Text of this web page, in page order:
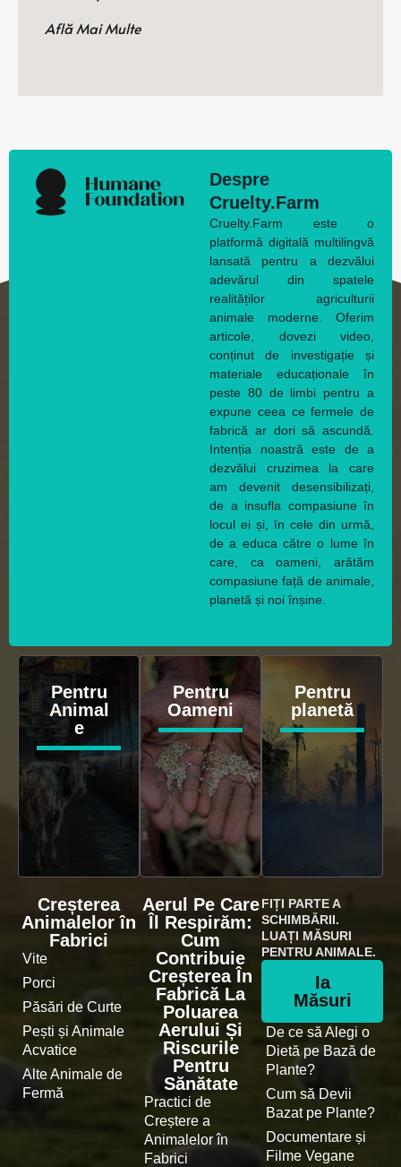
Află Mai Multe
Despre
Cruelty.Farm
Cruelty.Farm este o
platformă digitală multilingvă
lansată pentru a dezvălui
adevărul din spatele
realităților agriculturii
animale moderne. Oferim
articole, dovezi video,
conținut de investigație și
materiale educaționale în
peste 80 de limbi pentru a
expune ceea ce fermele de
fabrică ar dori să ascundă.
Intenția noastră este de a
dezvălui cruzimea la care
am devenit desensibilizați,
de a insufla compasiune în
locul ei și, în cele din urmă,
de a educa către o lume în
care, ca oameni, arătăm
compasiune față de animale,
planetă și noi înșine.
Pentru
Animal
e
Pentru
Oameni
Pentru
planetă
Creșterea
Animalelor în
Fabrici
Vite
Porci
Păsări de Curte
Pești și Animale
Acvatice
Alte Animale de
Fermă
Aerul Pe Care
Îl Respirăm:
Cum
Contribuie
Creșterea În
Fabrică La
Poluarea
Aerului Și
Riscurile
Pentru
Sănătate
Practici de
Creștere a
Animalelor în
Fabrici
FIȚI PARTE A
SCHIMBĂRII.
LUAȚI MĂSURI
PENTRU ANIMALE.
Ia
Măsuri
De ce să Alegi o
Dietă pe Bază de
Plante?
Cum să Devii
Bazat pe Plante?
Documentare și
Filme Vegane